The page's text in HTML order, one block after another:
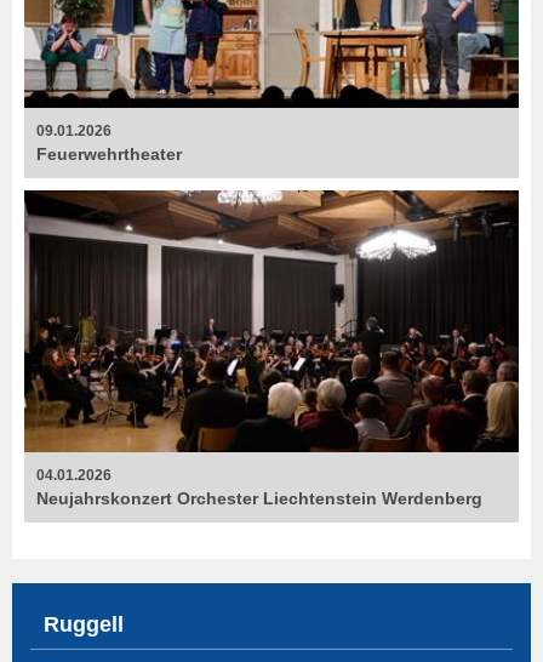
09.01.2026
Feuerweh­rtheater
04.01.2026
Neujahrskonzert Orchester Liechtenstein Werdenberg
Ruggell